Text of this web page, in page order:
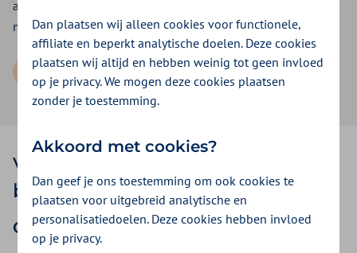
arbeidsongeschiktheid en vitaliteit. Zaken die onlosmakelijk
met elkaar zijn verbonden.
Collectief zorgcontract aanvragen
Voordelige premie op de
basisverzekering
Collectief zorgcontract 2026
Dan plaatsen wij alleen cookies voor functionele,
affiliate en beperkt analytische doelen. Deze cookies
plaatsen wij altijd en hebben weinig tot geen invloed
op je privacy. We mogen deze cookies plaatsen
zonder je toestemming.
Akkoord met cookies?
Dan geef je ons toestemming om ook cookies te
plaatsen voor uitgebreid analytische en
personalisatiedoelen. Deze cookies hebben invloed
op je privacy.